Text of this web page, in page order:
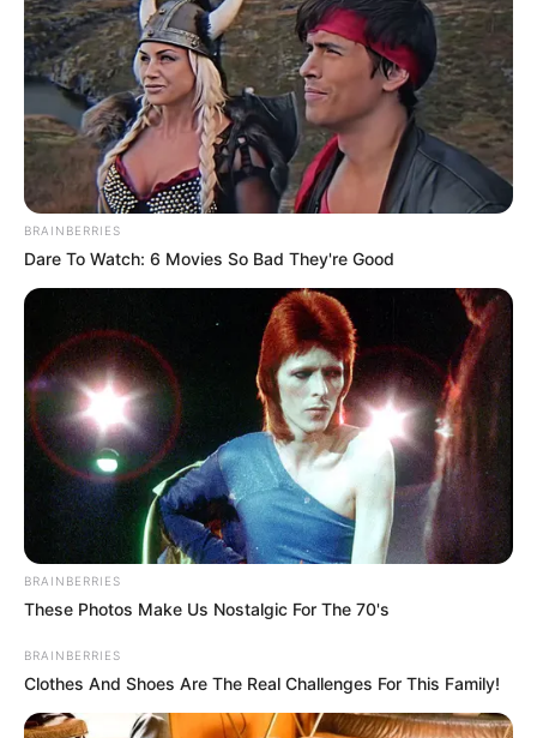
This New Will Give You An Erection After +45
Feeling Tired? Here's The Trick To Perform Better
MEDVI
BRAINBERRIES
Dare To Watch: 6 Movies So Bad They're Good
BRAINBERRIES
These Photos Make Us Nostalgic For The 70's
BRAINBERRIES
Clothes And Shoes Are The Real Challenges For This Family!